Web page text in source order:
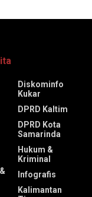
Diskominfo
Kukar
DPRD Kaltim
DPRD Kota
Samarinda
Hukum &
Kriminal
Infografis
Kalimantan